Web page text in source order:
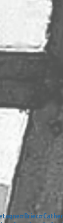
#Briec